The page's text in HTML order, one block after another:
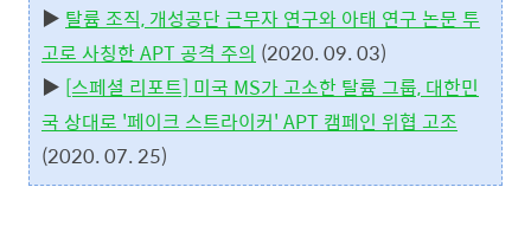
▶ 탈륨 조직, 개성공단 근무자 연구와 아태 연구 논문 투
고로 사칭한 APT 공격 주의 (2020. 09. 03)
▶ [스페셜 리포트] 미국 MS가 고소한 탈륨 그룹, 대한민
국 상대로 '페이크 스트라이커' APT 캠페인 위협 고조
(2020. 07. 25)